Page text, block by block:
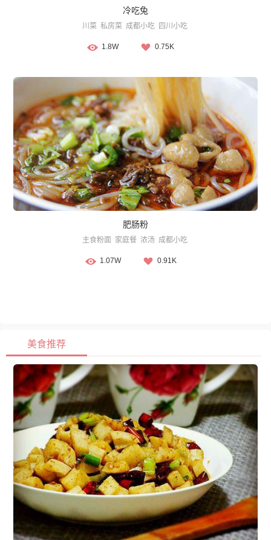
冷吃兔
川菜 私房菜 成都小吃 四川小吃
1.8W 0.75K
肥肠粉
主食粉面 家庭餐 浓汤 成都小吃
1.07W 0.91K
美食推荐